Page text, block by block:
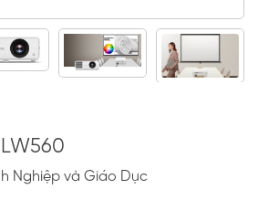
Nghiệp và Giáo Dục